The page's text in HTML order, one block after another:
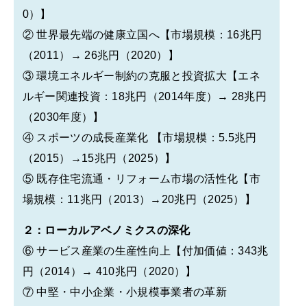
0）】
② 世界最先端の健康立国へ【市場規模：16兆円
（2011）→ 26兆円（2020）】
③ 環境エネルギー制約の克服と投資拡大【エネ
ルギー関連投資：18兆円（2014年度）→ 28兆円
（2030年度）】
④ スポーツの成長産業化 【市場規模：5.5兆円
（2015）→15兆円（2025）】
⑤ 既存住宅流通・リフォーム市場の活性化【市
場規模：11兆円（2013）→20兆円（2025）】
２：ローカルアベノミクスの深化
⑥ サービス産業の生産性向上【付加価値：343兆
円（2014）→ 410兆円（2020）】
⑦ 中堅・中小企業・小規模事業者の革新